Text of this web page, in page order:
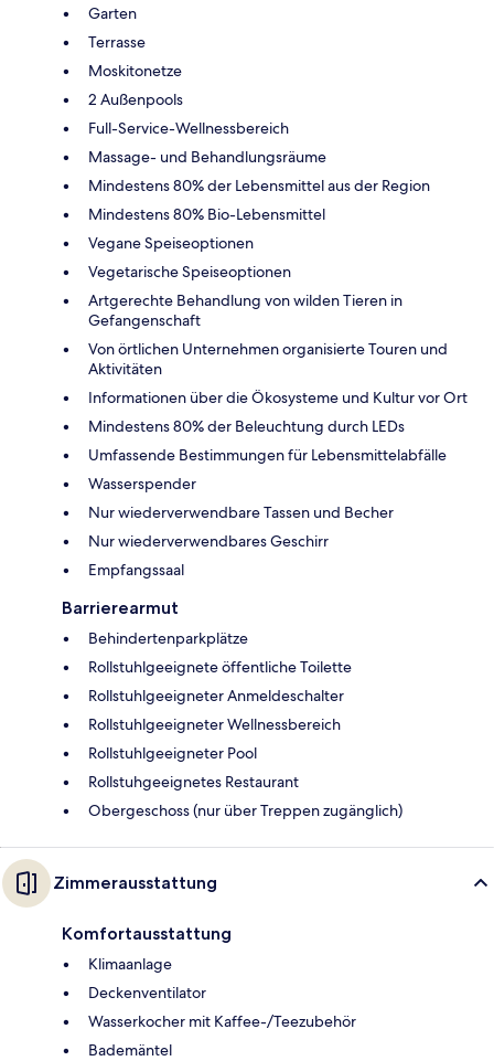
Garten
Terrasse
Moskitonetze
2 Außenpools
Full-Service-Wellnessbereich
Massage- und Behandlungsräume
Mindestens 80% der Lebensmittel aus der Region
Mindestens 80% Bio-Lebensmittel
Vegane Speiseoptionen
Vegetarische Speiseoptionen
Artgerechte Behandlung von wilden Tieren in
Gefangenschaft
Von örtlichen Unternehmen organisierte Touren und
Aktivitäten
Informationen über die Ökosysteme und Kultur vor Ort
Mindestens 80% der Beleuchtung durch LEDs
Umfassende Bestimmungen für Lebensmittelabfälle
Wasserspender
Nur wiederverwendbare Tassen und Becher
Nur wiederverwendbares Geschirr
Empfangssaal
Barrierearmut
Behindertenparkplätze
Rollstuhlgeeignete öffentliche Toilette
Rollstuhlgeeigneter Anmeldeschalter
Rollstuhlgeeigneter Wellnessbereich
Rollstuhlgeeigneter Pool
Rollstuhgeeignetes Restaurant
Obergeschoss (nur über Treppen zugänglich)
Zimmerausstattung
Komfortausstattung
Klimaanlage
Deckenventilator
Wasserkocher mit Kaffee-/Teezubehör
Bademäntel